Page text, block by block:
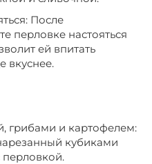
После
перловке настояться
ей впитать
вкуснее.
грибами и картофелем:
кубиками
перловкой.